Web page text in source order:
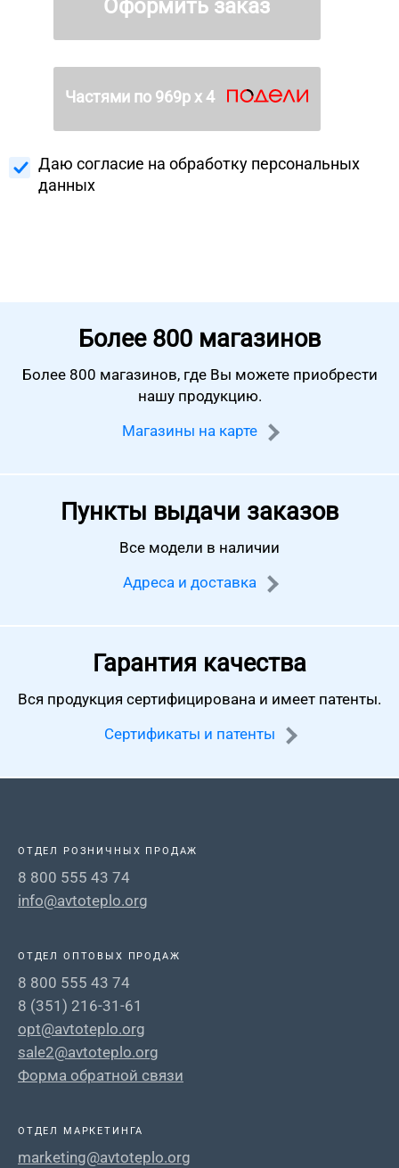
Оформить заказ
Частями по 969р х 4
Даю согласие на обработку персональных
данных
Более 800 магазинов
Более 800 магазинов, где Вы можете приобрести
нашу продукцию.
Магазины на карте
Пункты выдачи заказов
Все модели в наличии
Адреса и доставка
Гарантия качества
Вся продукция сертифицирована и имеет патенты.
Сертификаты и патенты
ОТДЕЛ РОЗНИЧНЫХ ПРОДАЖ
8 800 555 43 74
info@avtoteplo.org
ОТДЕЛ ОПТОВЫХ ПРОДАЖ
8 800 555 43 74
8 (351) 216-31-61
opt@avtoteplo.org
sale2@avtoteplo.org
Форма обратной связи
ОТДЕЛ МАРКЕТИНГА
marketing@avtoteplo.org